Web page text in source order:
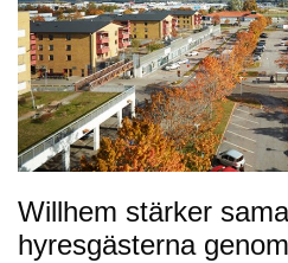
Willhem stärker
hyresgästerna